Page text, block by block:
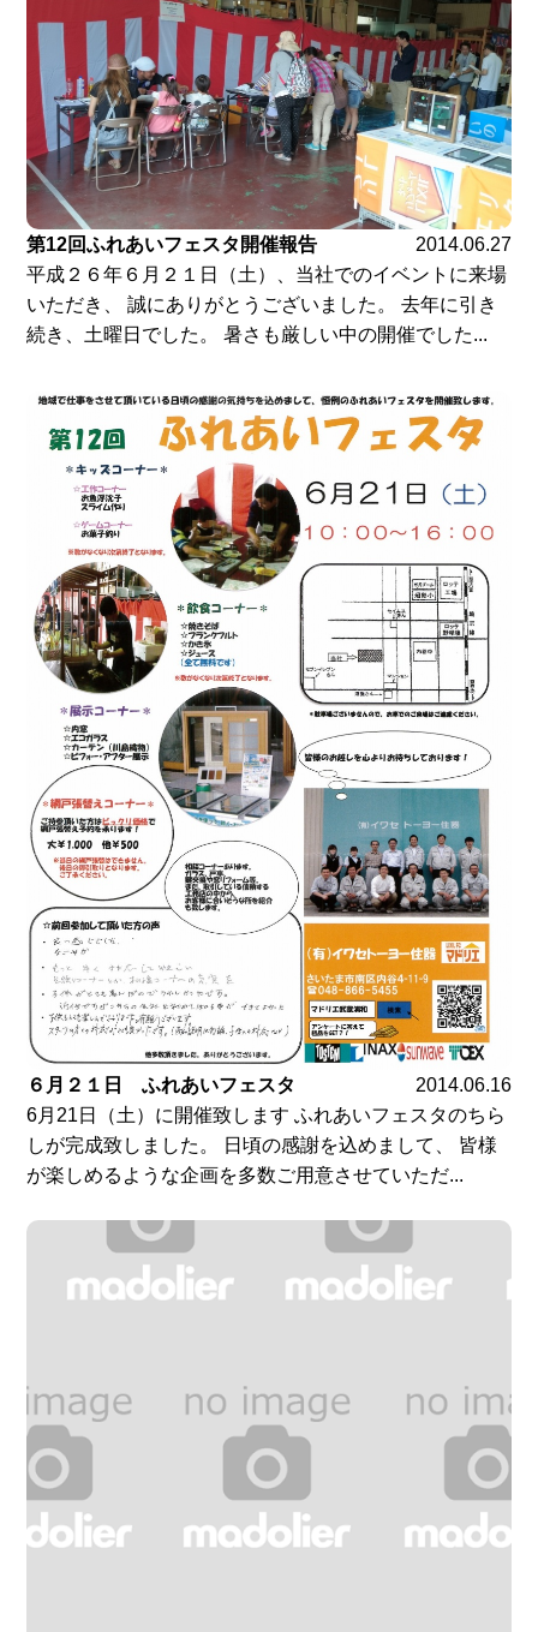
第12回ふれあいフェスタ開催報告
2014.06.27
平成２６年６月２１日（土）、当社でのイベントに来場
いただき、 誠にありがとうございました。 去年に引き
続き、土曜日でした。 暑さも厳しい中の開催でした...
６月２１日 ふれあいフェスタ
2014.06.16
6月21日（土）に開催致します ふれあいフェスタのちら
しが完成致しました。 日頃の感謝を込めまして、 皆様
が楽しめるような企画を多数ご用意させていただ...